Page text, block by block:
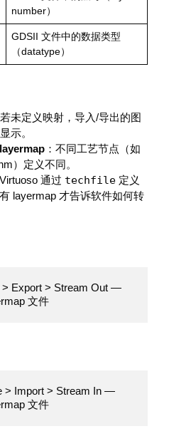
number）
GDSII 文件中的数据类型
（datatype）
若未定义映射，导入/导出的图
示。
：不同工艺节点（如
）定义不同。
Virtuoso 通过 techfile 定义
layermap 才告诉软件如何转
Export > Stream Out —
文件
> Import > Stream In —
文件